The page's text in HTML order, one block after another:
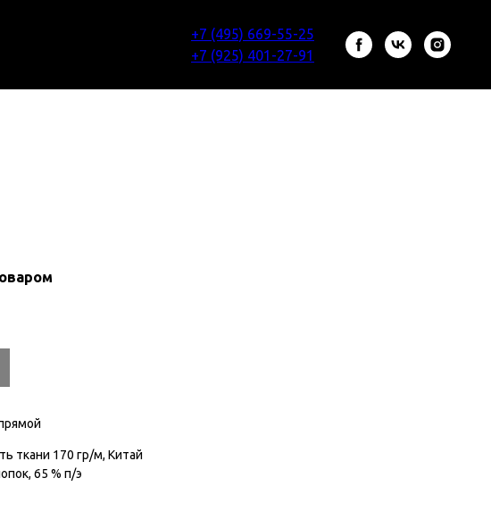
+7 (495) 669-55-25
+7 (925) 401-27-91
ткани 170 гр/м, Китай
65 % п/э